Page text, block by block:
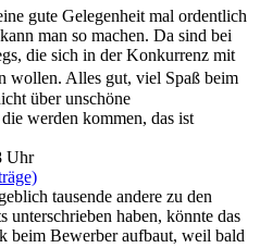
gute Gelegenheit mal ordentlich
man so machen. Da sind bei
die sich in der Konkurrenz mit
wollen. Alles gut, viel Spaß beim
über unschöne
werden kommen, das ist
Uhr
tausende andere zu den
unterschrieben haben, könnte das
beim Bewerber aufbaut, weil bald